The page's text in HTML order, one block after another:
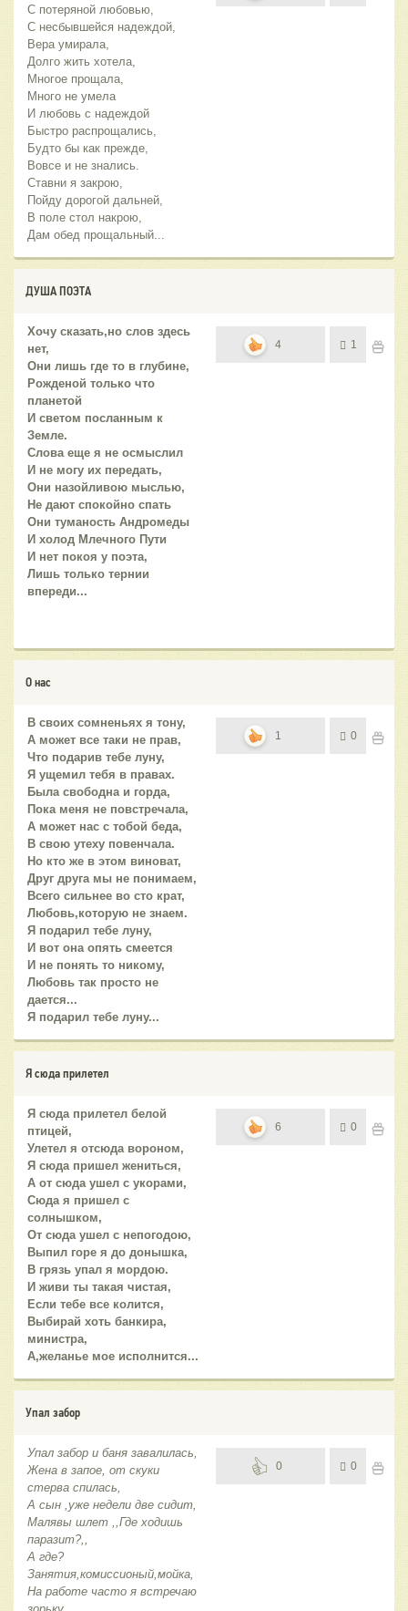
С потеряной любовью,
С несбывшейся надеждой,
Вера умирала,
Долго жить хотела,
Многое прощала,
Много не умела
И любовь с надеждой
Быстро распрощались,
Будто бы как прежде,
Вовсе и не знались.
Ставни я закрою,
Пойду дорогой дальней,
В поле стол накрою,
Дам обед прощальный...
ДУША ПОЭТА
Хочу сказать,но слов здесь
нет,
Они лишь где то в глубине,
Рожденой только что
планетой
И светом посланным к
Земле.
Слова еще я не осмыслил
И не могу их передать,
Они назойливою мыслью,
Не дают спокойно спать
Они туманость Андромеды
И холод Млечного Пути
И нет покоя у поэта,
Лишь только тернии
впереди...
4 1
О нас
В своих сомненьях я тону,
А может все таки не прав,
Что подарив тебе луну,
Я ущемил тебя в правах.
Была свободна и горда,
Пока меня не повстречала,
А может нас с тобой беда,
В свою утеху повенчала.
Но кто же в этом виноват,
Друг друга мы не понимаем,
Всего сильнее во сто крат,
Любовь,которую не знаем.
Я подарил тебе луну,
И вот она опять смеется
И не понять то никому,
Любовь так просто не
дается...
Я подарил тебе луну...
1 0
Я сюда прилетел
Я сюда прилетел белой
птицей,
Улетел я отсюда вороном,
Я сюда пришел жениться,
А от сюда ушел с укорами,
Сюда я пришел с
солнышком,
От сюда ушел с непогодою,
Выпил горе я до донышка,
В грязь упал я мордою.
И живи ты такая чистая,
Если тебе все колится,
Выбирай хоть банкира,
министра,
А,желанье мое исполнится...
6 0
Упал забор
Упал забор и баня завалилась,
Жена в запое, от скуки
стерва спилась,
А сын ,уже недели две сидит,
Малявы шлет ,,Где ходишь
паразит?,,
А где?
Занятия,комиссионый,мойка,
На работе часто я встречаю
0 0